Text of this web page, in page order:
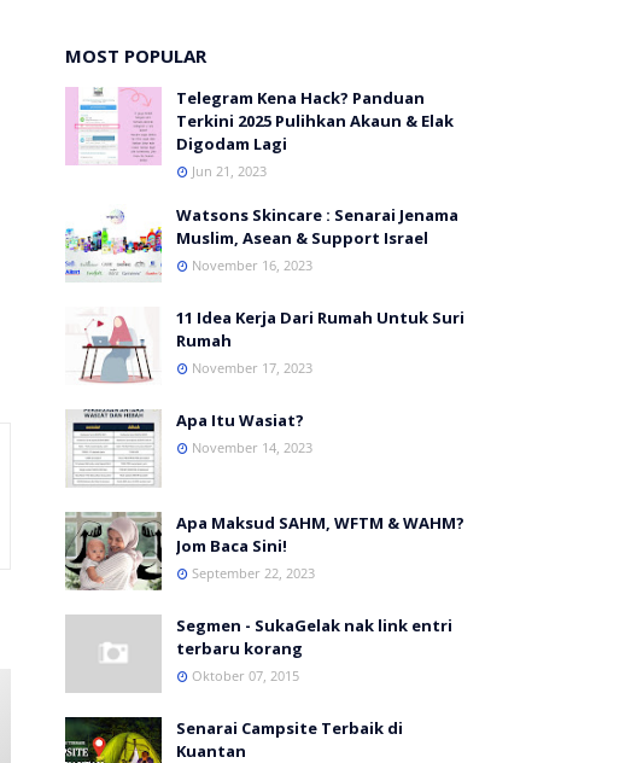
MOST POPULAR
Telegram Kena Hack? Panduan
Terkini 2025 Pulihkan Akaun & Elak
Digodam Lagi
Jun 21, 2023
Watsons Skincare : Senarai Jenama
Muslim, Asean & Support Israel
November 16, 2023
11 Idea Kerja Dari Rumah Untuk Suri
Rumah
November 17, 2023
Apa Itu Wasiat?
November 14, 2023
Apa Maksud SAHM, WFTM & WAHM?
Jom Baca Sini!
September 22, 2023
Segmen - SukaGelak nak link entri
terbaru korang
Oktober 07, 2015
Senarai Campsite Terbaik di
Kuantan